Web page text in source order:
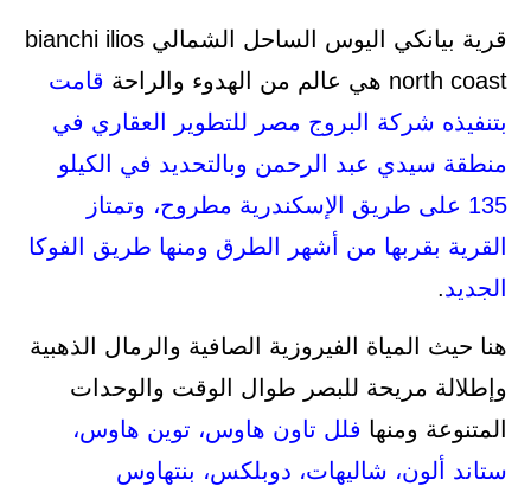
قرية بيانكي اليوس الساحل الشمالي bianchi ilios
north coast هي عالم من الهدوء والراحة
قامت
بتنفيذه شركة البروج مصر للتطوير العقاري في
منطقة سيدي عبد الرحمن وبالتحديد في الكيلو
135 على طريق الإسكندرية مطروح، وتمتاز
القرية بقربها من أشهر الطرق ومنها طريق الفوكا
الجديد.
هنا حيث المياة الفيروزية الصافية والرمال الذهبية
وإطلالة مريحة للبصر طوال الوقت والوحدات
المتنوعة ومنها فلل تاون هاوس، توين هاوس،
ستاند ألون، شاليهات، دوبلكس، بنتهاوس